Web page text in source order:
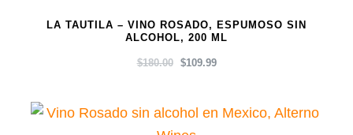
LA TAUTILA – VINO ROSADO, ESPUMOSO SIN
ALCOHOL, 200 ML
$180.00
EL
ERA:
$180.00.
$109.99EL
$109.99.